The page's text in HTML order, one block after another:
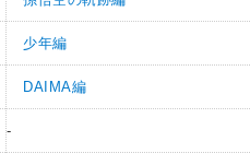
少年編
DAIMA編
-